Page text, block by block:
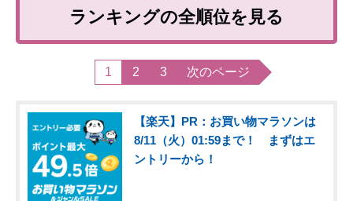
ランキングの全順位を見る
1 2 3 次のページ
【楽天】PR：お買い物マラソンは
8/11（火）01:59まで！ まずはエ
ントリーから！